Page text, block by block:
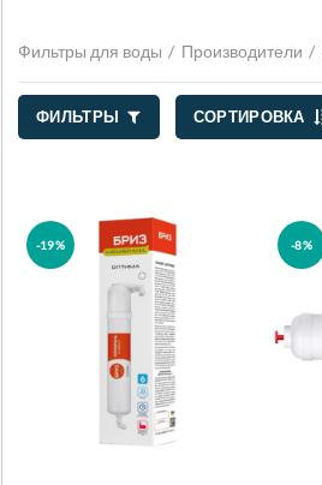
Фильтры для воды Производители
ФИЛЬТРЫ СОРТИРОВКА
-19% -8%